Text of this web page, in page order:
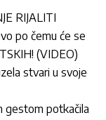
RIJALITI
po čemu će se
(VIDEO)
stvari u svoje
gestom potkačila